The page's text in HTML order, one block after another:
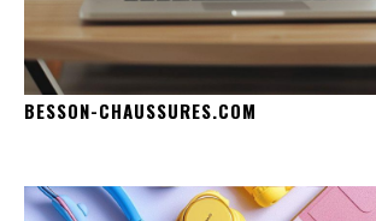
BESSON-CHAUSSURES.COM